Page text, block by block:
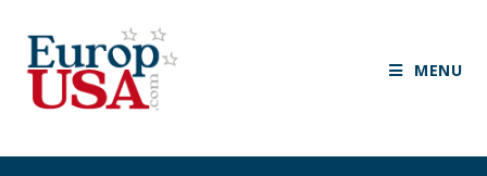
MENU